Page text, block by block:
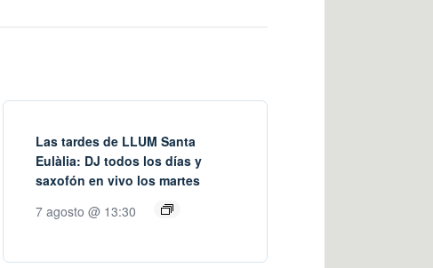
Las tardes de LLUM Santa
Eulàlia: DJ todos los días y
saxofón en vivo los martes
7 agosto @ 13:30